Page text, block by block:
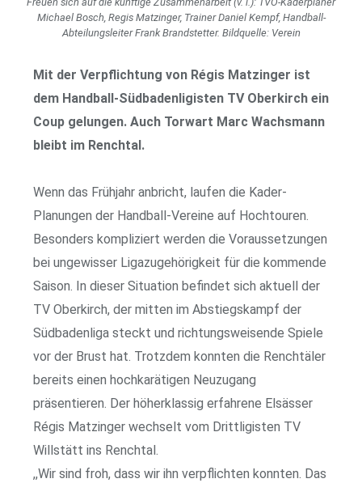
Michael Bosch, Regis Matzinger, Trainer Daniel Kempf, Handball-
Abteilungsleiter Frank Brandstetter. Bildquelle: Verein
Mit der Verpflichtung von Régis Matzinger ist
dem Handball-Südbadenligisten TV Oberkirch ein
Coup gelungen. Auch Torwart Marc Wachsmann
bleibt im Renchtal.
Wenn das Frühjahr anbricht, laufen die Kader-
Planungen der Handball-Vereine auf Hochtouren.
Besonders kompliziert werden die Voraussetzungen
bei ungewisser Ligazugehörigkeit für die kommende
Saison. In dieser Situation befindet sich aktuell der
TV Oberkirch, der mitten im Abstiegskampf der
Südbadenliga steckt und richtungsweisende Spiele
vor der Brust hat. Trotzdem konnten die Renchtäler
bereits einen hochkarätigen Neuzugang
präsentieren. Der höherklassig erfahrene Elsässer
Régis Matzinger wechselt vom Drittligisten TV
Willstätt ins Renchtal.
,,Wir sind froh, dass wir ihn verpflichten konnten. Das